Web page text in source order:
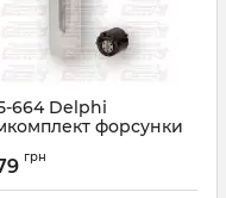
664 Delphi
форсунки
6
7135-664
грн